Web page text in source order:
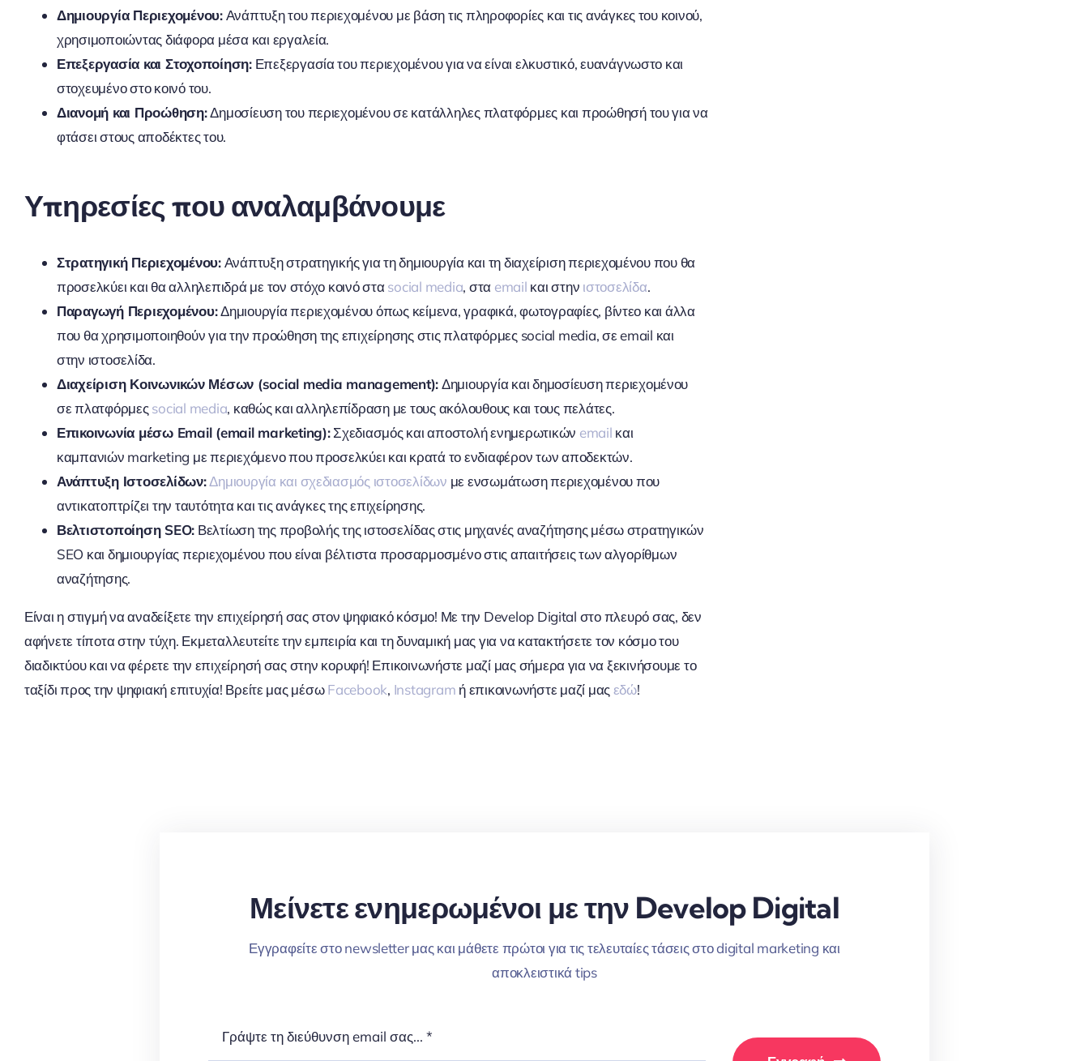
Δημιουργία Περιεχομένου:Ανάπτυξη του περιεχομένου με βάση τις πληροφορίες και τις ανάγκες του κοινού,
χρησιμοποιώντας διάφορα μέσα και εργαλεία.
Επεξεργασία και Στοχοποίηση:Επεξεργασία του περιεχομένου για να είναι ελκυστικό, ευανάγνωστο και
στοχευμένο στο κοινό του.
Διανομή και Προώθηση:Δημοσίευση του περιεχομένου σε κατάλληλες πλατφόρμες και προώθησή του για να
φτάσει στους αποδέκτες του.
Υπηρεσίες που αναλαμβάνουμε
Στρατηγική Περιεχομένου:Ανάπτυξη στρατηγικής για τη δημιουργία και τη διαχείριση περιεχομένου που θα
προσελκύει και θα αλληλεπιδρά με τον στόχο κοινό σταsocial media, στα email και στην ιστοσελίδα.
Παραγωγή Περιεχομένου:Δημιουργία περιεχομένου όπως κείμενα, γραφικά, φωτογραφίες, βίντεο και άλλα
που θα χρησιμοποιηθούν για την προώθηση της επιχείρησης στις πλατφόρμες social media, σε email και
στην ιστοσελίδα.
Διαχείριση Κοινωνικών Μέσων (social media management):Δημιουργία και δημοσίευση περιεχομένου
σε πλατφόρμεςsocial media, καθώς και αλληλεπίδραση με τους ακόλουθους και τους πελάτες.
Επικοινωνία μέσω Email (email marketing):Σχεδιασμός και αποστολή ενημερωτικών email και
καμπανιών marketing με περιεχόμενο που προσελκύει και κρατά το ενδιαφέρον των αποδεκτών.
Ανάπτυξη Ιστοσελίδων:Δημιουργία και σχεδιασμός ιστοσελίδων με ενσωμάτωση περιεχομένου που
αντικατοπτρίζει την ταυτότητα και τις ανάγκες της επιχείρησης.
Βελτιστοποίηση SEO: Βελτίωση της προβολής της ιστοσελίδας στις μηχανές αναζήτησης μέσω στρατηγικών
SEO και δημιουργίας περιεχομένου που είναι βέλτιστα προσαρμοσμένο στις απαιτήσεις των αλγορίθμων
αναζήτησης.
Είναι η στιγμή να αναδείξετε την επιχείρησή σας στον ψηφιακό κόσμο! Με την Develop Digital στο πλευρό σας, δεν
αφήνετε τίποτα στην τύχη. Εκμεταλλευτείτε την εμπειρία και τη δυναμική μας για να κατακτήσετε τον κόσμο του
διαδικτύου και να φέρετε την επιχείρησή σας στην κορυφή! Επικοινωνήστε μαζί μας σήμερα για να ξεκινήσουμε το
ταξίδι προς την ψηφιακή επιτυχία! Βρείτε μας μέσωFacebook, Instagram ή επικοινωνήστε μαζί μαςεδώ!
Μείνετε ενημερωμένοι με την Develop Digital
Εγγραφείτε στο newsletter μας και μάθετε πρώτοι για τις τελευταίες τάσεις στο digital marketing και
αποκλειστικά tips